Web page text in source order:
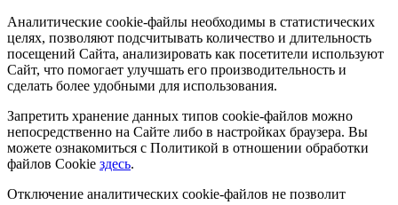
Аналитические cookie-файлы необходимы в статистических
целях, позволяют подсчитывать количество и длительность
посещений Сайта, анализировать как посетители используют
Сайт, что помогает улучшать его производительность и
сделать более удобными для использования.
Запретить хранение данных типов cookie-файлов можно
непосредственно на Сайте либо в настройках браузера. Вы
можете ознакомиться с Политикой в отношении обработки
файлов Cookie здесь.
Отключение аналитических cookie-файлов не позволит